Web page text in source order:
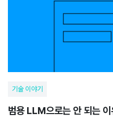
기술 이야기
범용 LLM으로는 안 되는